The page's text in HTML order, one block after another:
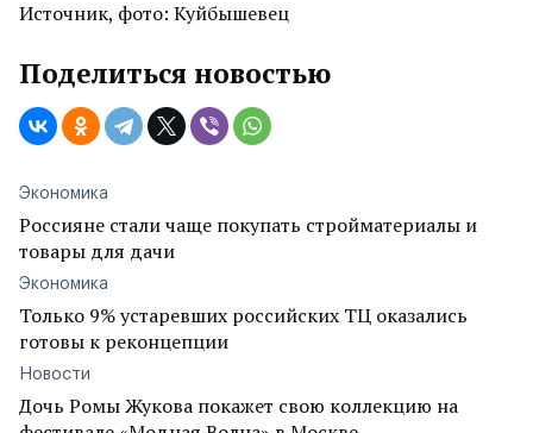
Источник, фото: Куйбышевец
Поделиться новостью
Экономика
Россияне стали чаще покупать стройматериалы и
товары для дачи
Экономика
Только 9% устаревших российских ТЦ оказались
готовы к реконцепции
Новости
Дочь Ромы Жукова покажет свою коллекцию на